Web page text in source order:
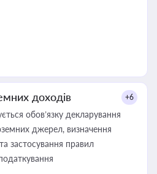
доходів +6
обов’язку декларування
джерел, визначення
застосування правил